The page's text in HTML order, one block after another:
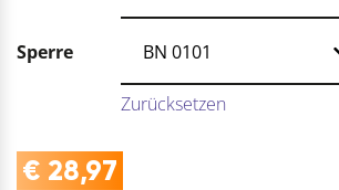
Sperre
Zurücksetzen
€ 28,97